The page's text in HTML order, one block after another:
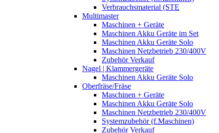
Verbrauchsmaterial (STE
Multimaster
Maschinen + Geräte
Maschinen Akku Geräte im Set
Maschinen Akku Geräte Solo
Maschinen Netzbetrieb 230/400V
Zubehör Verkauf
Nagel | Klammergeräte
Maschinen Akku Geräte Solo
Oberfräse/Fräse
Maschinen + Geräte
Maschinen Akku Geräte Solo
Maschinen Netzbetrieb 230/400V
Systemzubehör (f.Maschinen)
Zubehör Verkauf